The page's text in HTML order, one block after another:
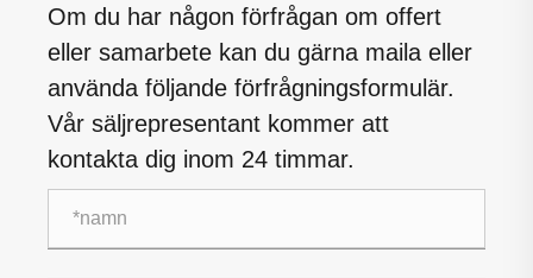
Om du har någon förfrågan om offert
eller samarbete kan du gärna maila eller
använda följande förfrågningsformulär.
Vår säljrepresentant kommer att
kontakta dig inom 24 timmar.